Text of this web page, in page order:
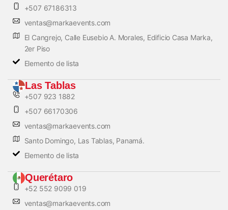
+507 67186313
ventas@markaevents.com
El Cangrejo, Calle Eusebio A. Morales, Edificio Casa Marka,
2er Piso
Elemento de lista
Las Tablas
+507 923 1882
+507 66170306
ventas@markaevents.com
Santo Domingo, Las Tablas, Panamá.
Elemento de lista
Querétaro
+52 552 9099 019
ventas@markaevents.com